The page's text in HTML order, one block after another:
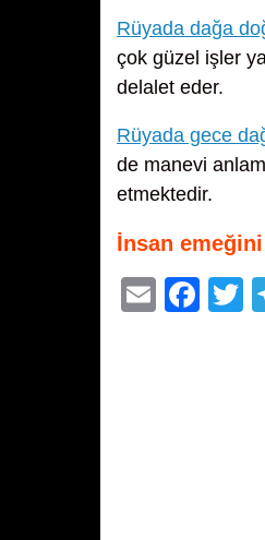
Rüyada dağa
çok güzel işler
delalet eder.
Rüyada gece
de manevi
etmektedir.
İnsan
E
F
T